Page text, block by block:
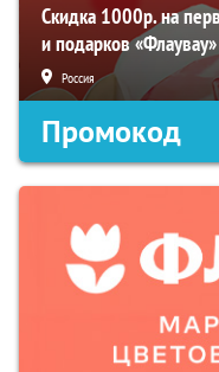
Скидка 1000р. на
и подарков «Флаувау»
Россия
Промокод